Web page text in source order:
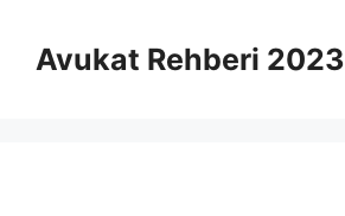
Avukat Rehberi 2023